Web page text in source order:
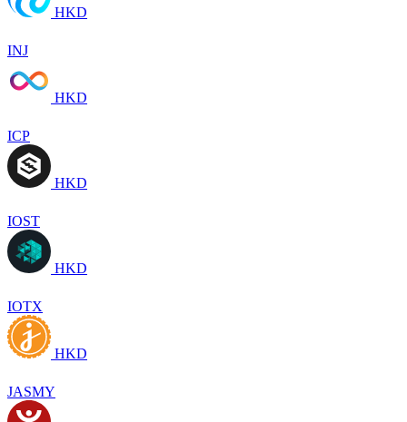
HKD
INJ
HKD
ICP
HKD
IOST
HKD
IOTX
HKD
JASMY